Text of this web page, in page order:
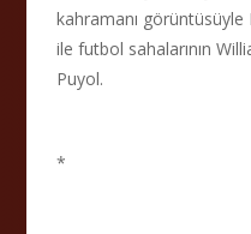
kahramanı görüntüsüyle
ile futbol sahalarının
Puyol.
*